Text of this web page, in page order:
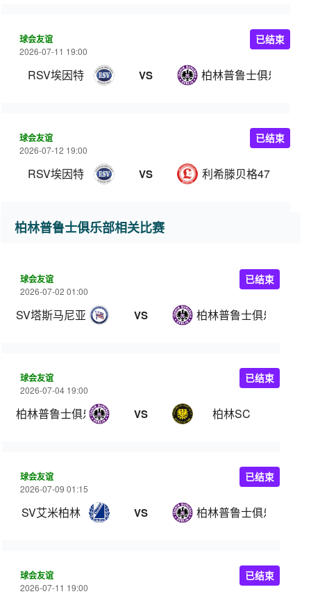
球会友谊
2026-07-11 19:00
RSV埃因特 VS 柏林普鲁士俱乐部
已结束
球会友谊
2026-07-12 19:00
RSV埃因特 VS 利希滕贝格47
已结束
柏林普鲁士俱乐部相关比赛
球会友谊
2026-07-02 01:00
SV塔斯马尼亚柏林 VS 柏林普鲁士俱乐部
已结束
球会友谊
2026-07-04 19:00
柏林普鲁士俱乐部 VS 柏林SC
已结束
球会友谊
2026-07-09 01:15
SV艾米柏林 VS 柏林普鲁士俱乐部
已结束
球会友谊
2026-07-11 19:00
已结束